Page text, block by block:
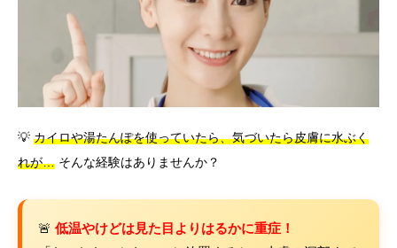
💡 カイロや湯たんぽを使っていたら、気づいたら皮膚に水ぶく
れが… そんな経験はありませんか？
🚨 低温やけどは見た目よりはるかに重症！
简体中文 日本語